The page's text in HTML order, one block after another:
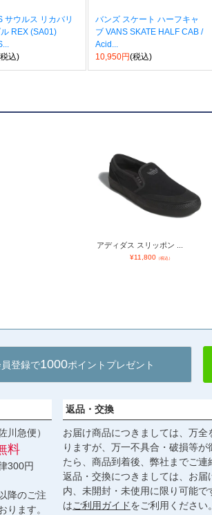
サウルス リカバリ
REX (SA01)
込)
バンズ スケート ハーフキャ
ブ VANS SKATE HALF CAB /
Acid...
10,950円(税込)
アディダス スリッポン ...
¥11,800 （税込）
登録で1000ポイントプレゼント
急便）
料
300円
降のご注
ります。
返品・交換
お届け商品につきましては、万全
りますが、万一不具合・破損等が
たら、商品到着後、弊社までご連
返品・交換につきましては、お届
内、未開封・未使用に限り可能で
はご利用ガイドをご利用ください。